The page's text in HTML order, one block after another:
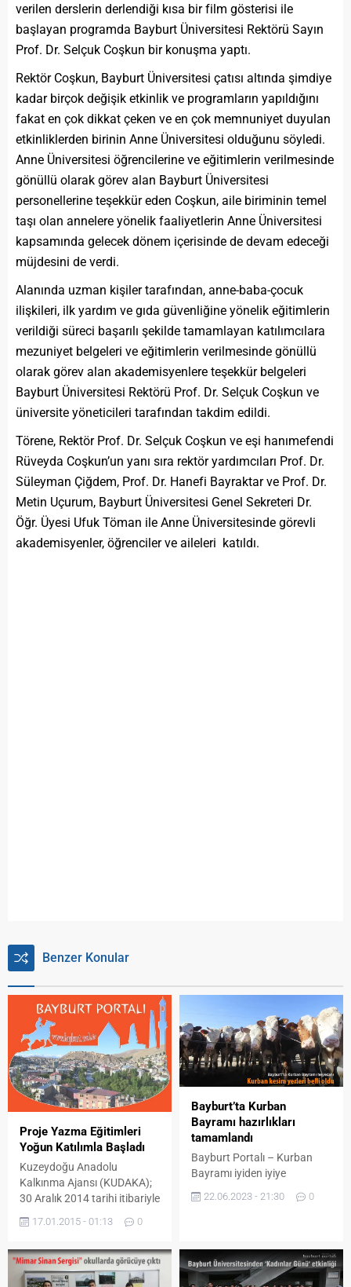
verilen derslerin derlendiği kısa bir film gösterisi ile
başlayan programda Bayburt Üniversitesi Rektörü Sayın
Prof. Dr. Selçuk Coşkun bir konuşma yaptı.
Rektör Coşkun, Bayburt Üniversitesi çatısı altında şimdiye
kadar birçok değişik etkinlik ve programların yapıldığını
fakat en çok dikkat çeken ve en çok memnuniyet duyulan
etkinliklerden birinin Anne Üniversitesi olduğunu söyledi.
Anne Üniversitesi öğrencilerine ve eğitimlerin verilmesinde
gönüllü olarak görev alan Bayburt Üniversitesi
personellerine teşekkür eden Coşkun, aile biriminin temel
taşı olan annelere yönelik faaliyetlerin Anne Üniversitesi
kapsamında gelecek dönem içerisinde de devam edeceği
müjdesini de verdi.
Alanında uzman kişiler tarafından, anne-baba-çocuk
ilişkileri, ilk yardım ve gıda güvenliğine yönelik eğitimlerin
verildiği süreci başarılı şekilde tamamlayan katılımcılara
mezuniyet belgeleri ve eğitimlerin verilmesinde gönüllü
olarak görev alan akademisyenlere teşekkür belgeleri
Bayburt Üniversitesi Rektörü Prof. Dr. Selçuk Coşkun ve
üniversite yöneticileri tarafından takdim edildi.
Törene, Rektör Prof. Dr. Selçuk Coşkun ve eşi hanımefendi
Rüveyda Coşkun’un yanı sıra rektör yardımcıları Prof. Dr.
Süleyman Çiğdem, Prof. Dr. Hanefi Bayraktar ve Prof. Dr.
Metin Uçurum, Bayburt Üniversitesi Genel Sekreteri Dr.
Öğr. Üyesi Ufuk Töman ile Anne Üniversitesinde görevli
akademisyenler, öğrenciler ve aileleri katıldı.
Benzer Konular
Proje Yazma Eğitimleri
Yoğun Katılımla Başladı
Kuzeydoğu Anadolu
Kalkınma Ajansı (KUDAKA);
30 Aralık 2014 tarihi itibariyle
uygulamaya konulan İktisadî
Kalkınma Mali Destek
Kapasitenin Arttırılması Mali
Destek Programı
17.01.2015 - 01:13 0
Bayburt’ta Kurban
Bayramı hazırlıkları
tamamlandı
Bayburt Portalı – Kurban
Bayramı iyiden iyiye
yaklaşırken Bayburt
Belediyesi Tarım Yerleşkesi
Bayburt’taki tek kurbanlık
satış yeri olan Bayburt
Belediyesi Tarım Yerleşkesi
22.06.2023 - 21:30 0